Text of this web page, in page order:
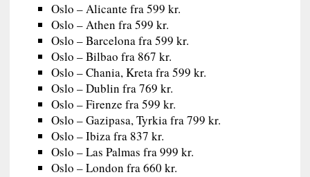
Oslo – Alicante fra 599 kr.
Oslo – Athen fra 599 kr.
Oslo – Barcelona fra 599 kr.
Oslo – Bilbao fra 867 kr.
Oslo – Chania, Kreta fra 599 kr.
Oslo – Dublin fra 769 kr.
Oslo – Firenze fra 599 kr.
Oslo – Gazipasa, Tyrkia fra 799 kr.
Oslo – Ibiza fra 837 kr.
Oslo – Las Palmas fra 999 kr.
Oslo – London fra 660 kr.